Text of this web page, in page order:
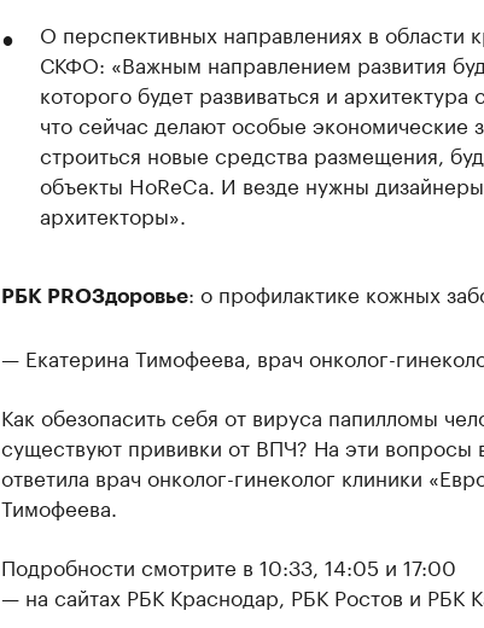
О перспективных направлениях в области
СКФО: «Важным направлением развития
которого будет развиваться и
что сейчас делают особые экономические
строиться новые средства размещения,
объекты HoReCa. И везде нужны
архитекторы».
РБК PROЗдоровье: о профилактике кожных
— Екатерина Тимофеева, врач онколог-
Как обезопасить себя от вируса папилломы
существуют прививки от ВПЧ? На эти
ответила врач онколог-гинеколог клиники
Тимофеева.
Подробности смотрите в 10:33, 14:05 и 17:00
— на сайтах РБК Краснодар, РБК Ростов и РБК